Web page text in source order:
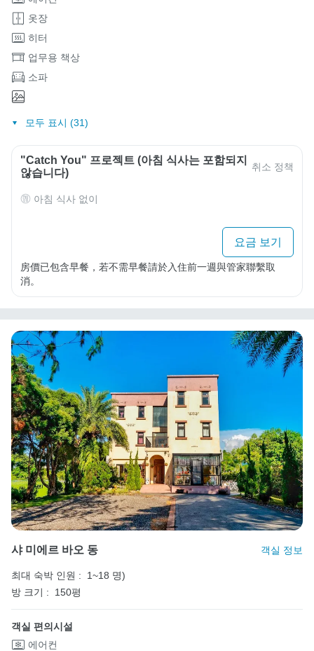
옷장
히터
업무용 책상
소파
모두 표시 (31)
"Catch You" 프로젝트 (아침 식사는 포함되지
않습니다)
취소 정책
아침 식사 없이
요금 보기
房價已包含早餐，若不需早餐請於入住前一週與管家聯繫取
消。
샤 미에르 바오 동 객실 정보
최대 숙박 인원 :
1~18 명)
방 크기 :
150평
객실 편의시설
에어컨